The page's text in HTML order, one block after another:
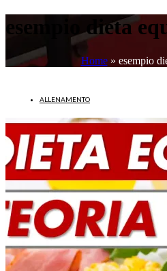
esempio dieta
Home» esempio
ALLENAMENTO